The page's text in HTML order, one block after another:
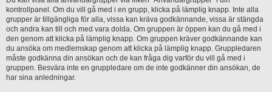
kontrollpanel. Om du vill gå med i en grupp, klicka på lämplig knapp. Inte alla
grupper är tillgängliga för alla, vissa kan kräva godkännande, vissa är stängda
och andra kan till och med vara dolda. Om gruppen är öppen kan du gå med i
den genom att klicka på lämplig knapp. Om gruppen kräver godkännande kan
du ansöka om medlemskap genom att klicka på lämplig knapp. Gruppledaren
måste godkänna din ansökan och de kan fråga dig varför du vill gå med i
gruppen. Besvära inte en gruppledare om de inte godkänner din ansökan, de
har sina anledningar.